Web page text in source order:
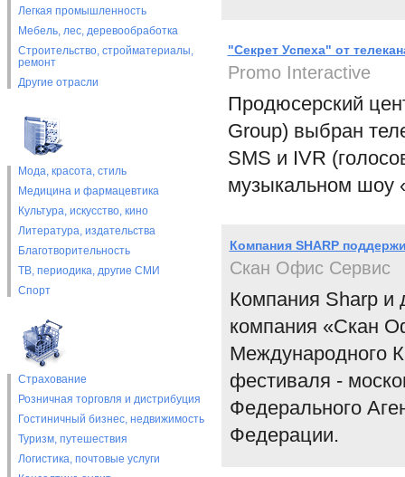
Легкая промышленность
Мебель, лес, деревообработка
Строительство, стройматериалы,
ремонт
Другие отрасли
Мода, красота, стиль
Медицина и фармацевтика
Культура, искусство, кино
Литература, издательства
Благотворительность
ТВ, периодика, другие СМИ
Спорт
Страхование
Розничная торговля и дистрибуция
Гостиничный бизнес, недвижимость
Туризм, путешествия
Логистика, почтовые услуги
"Секрет Успеха" от
Promo Interactive
Продюсерский
Group) выбран
SMS и IVR
музыкальном шоу
Компания SHARP
Скан Офис Сервис
Компания Sharp и
компания «Скан
Международного
фестиваля -
Федерального
Федерации.